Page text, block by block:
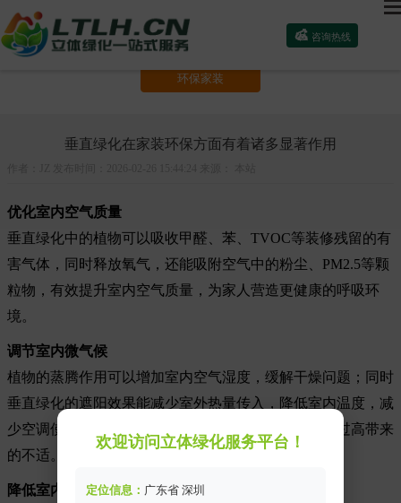
 咨询热线
绿墙知识 植物推荐 选购主材
环保家装
垂直绿化在家装环保方面有着诸多显著作用
优化室内空气质量
垂直绿化中的植物可以吸收甲醛、苯、TVOC等装修残留的有
害气体，同时释放氧气，还能吸附空气中的粉尘、PM2.5等颗
粒物，有效提升室内空气质量，为家人营造更健康的呼吸环
境。
调节室内微气候
植物的蒸腾作用可以增加室内空气湿度，缓解干燥问题；同时
垂直绿化的遮阳效果能减少室外热量传入，降低室内温度，减
少空调使用频率，节约能源，还能避免夏季室内温度过高带来
的不适。
降低室内噪音
欢迎访问立体绿化服务平台！
定位信息： 广东省 深圳